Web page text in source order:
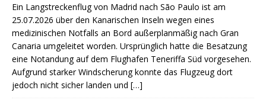
Ein Langstreckenflug von Madrid nach São Paulo ist am
25.07.2026 über den Kanarischen Inseln wegen eines
medizinischen Notfalls an Bord außerplanmäßig nach Gran
Canaria umgeleitet worden. Ursprünglich hatte die Besatzung
eine Notandung auf dem Flughafen Teneriffa Süd vorgesehen.
Aufgrund starker Windscherung konnte das Flugzeug dort
jedoch nicht sicher landen und […]